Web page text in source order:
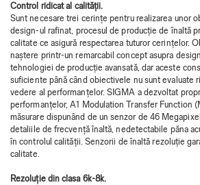
Control ridicat al calității.
Sunt necesare trei cerințe pentru realizarea unor
design-ul rafinat, procesul de producție de înaltă
calitate ce asigură respectarea tuturor cerințelor.
naștere printr-un remarcabil concept asupra
tehnologiei de producție avansată, dar aceste
suficiente până când obiectivele nu sunt evaluate
vedere al performanțelor. SIGMA a dezvoltat
performanțelor, A1 Modulation Transfer Function
măsurare dispunând de un senzor de 46
detaliile de frecvență înaltă, nedetectabile păna
în controlul calității. Senzorii de înaltă rezoluție
calitate.
Rezoluție din clasa 6k-8k.